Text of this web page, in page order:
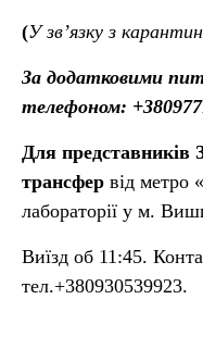
(У зв’язку з
За додатковими
телефоном:
Для представників
трансфер від метро
лабораторії у м.
Виїзд об 11:45.
тел.+380930539923.